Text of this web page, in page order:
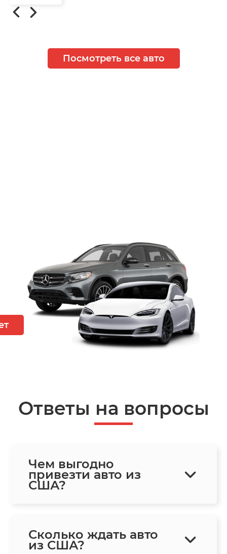
Посмотреть все авто
Ответы на вопросы
Чем выгодно
привезти авто из
США?
Сколько ждать авто
из США?